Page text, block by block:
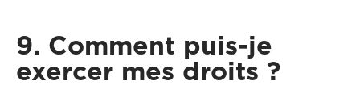
9. Comment puis-je
exercer mes droits ?